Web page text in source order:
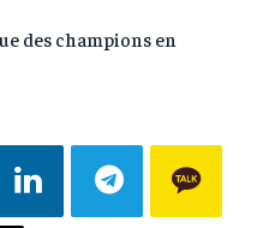
des champions en